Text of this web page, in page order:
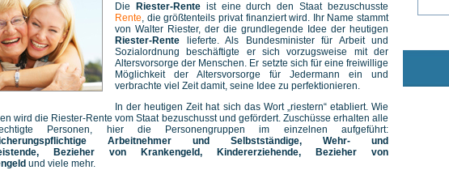
Die
Riester-Renteist eine durch den Staat bezuschusste
Rente, die größtenteils privat finanziert wird. Ihr Name stammt
von Walter Riester, der die grundlegende Idee der heutigen
Riester-Rente lieferte. Als Bundesminister für Arbeit und
Sozialordnung beschäftigte er sich vorzugsweise mit der
Altersvorsorge der Menschen. Er setzte sich für eine freiwillige
Möglichkeit der Altersvorsorge für Jedermann ein und
verbrachte viel Zeit damit, seine Idee zu perfektionieren.
In der heutigen Zeit hat sich das Wort „riestern“ etabliert. Wie
wird die Riester-Rente vom Staat bezuschusst und gefördert. Zuschüsse erhalten alle
Personen, hier die Personengruppen im einzelnen aufgeführt:
Arbeitnehmer und Selbstständige, Wehr- und
Bezieher von Krankengeld, Kindererziehende, Bezieher von
und viele mehr.